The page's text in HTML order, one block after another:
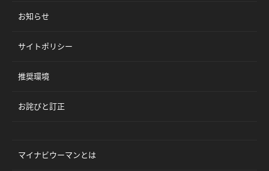
お知らせ
サイトポリシー
推奨環境
お詫びと訂正
マイナビウーマンとは